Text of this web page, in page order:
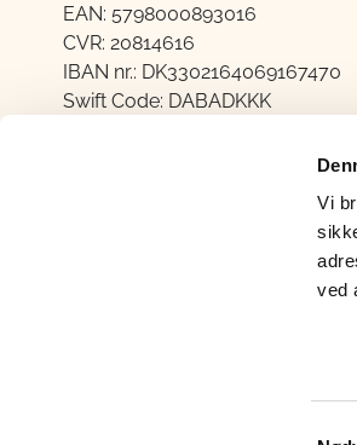
Vi
ved
EAN: 5798000893016
CVR: 20814616
IBAN nr.: DK3302164069167470
Swift Code: DABADKKK
Mandag – Torsdag fra 08.30 –